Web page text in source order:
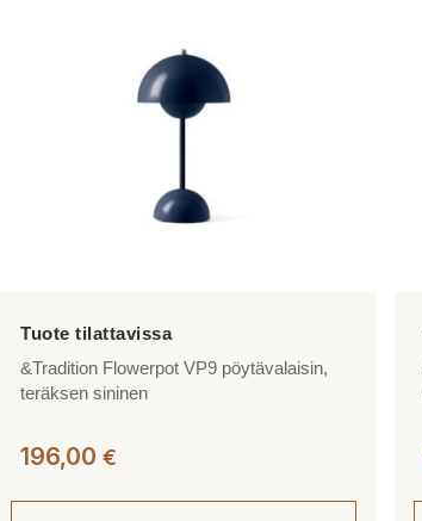
&Tradition Flowerpot VP9 pöytävalaisin,
teräksen sininen
196,00 €